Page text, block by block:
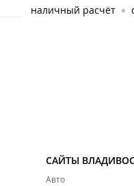
наличный расчёт
САЙТЫ
Авто